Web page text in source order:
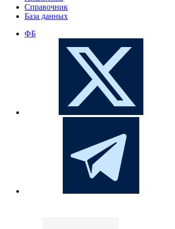
Справочник
База данных
ФБ